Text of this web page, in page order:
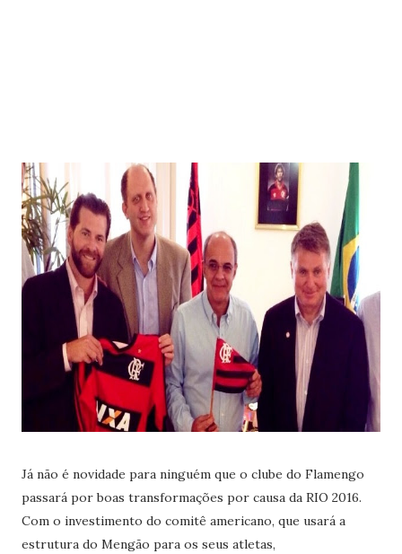
Já não é novidade para ninguém que o clube do Flamengo
passará por boas transformações por causa da RIO 2016.
Com o investimento do comitê americano, que usará a
estrutura do Mengão para os seus atletas,